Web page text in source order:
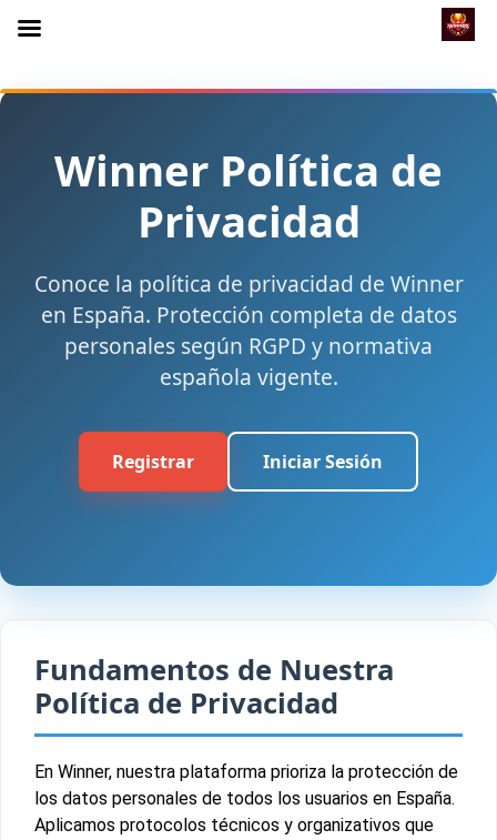
Winner Política de
Privacidad
Conoce la política de privacidad de Winner
en España. Protección completa de datos
personales según RGPD y normativa
española vigente.
Registrar Iniciar Sesión
Fundamentos de Nuestra
Política de Privacidad
En Winner, nuestra plataforma prioriza la protección de
los datos personales de todos los usuarios en España.
Aplicamos protocolos técnicos y organizativos que